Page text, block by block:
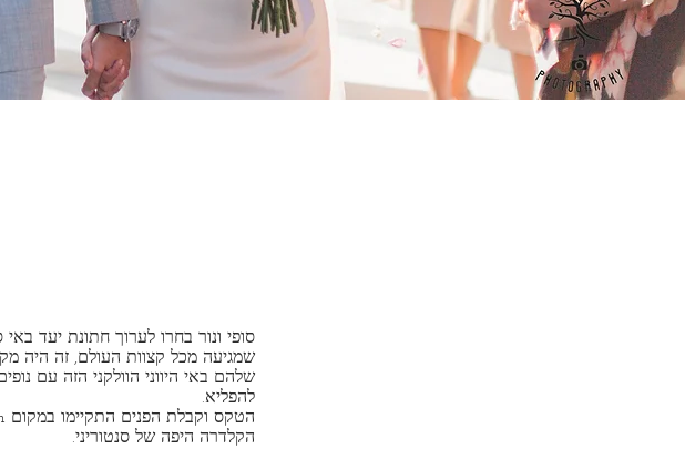
סופי ונור בחרו לערוך חתונת יעד
שמגיעה מכל קצוות העולם, זה היה
שלהם באי היווני הוולקני הזה עם
להפליא.
הקלדרה היפה של סנטוריני.